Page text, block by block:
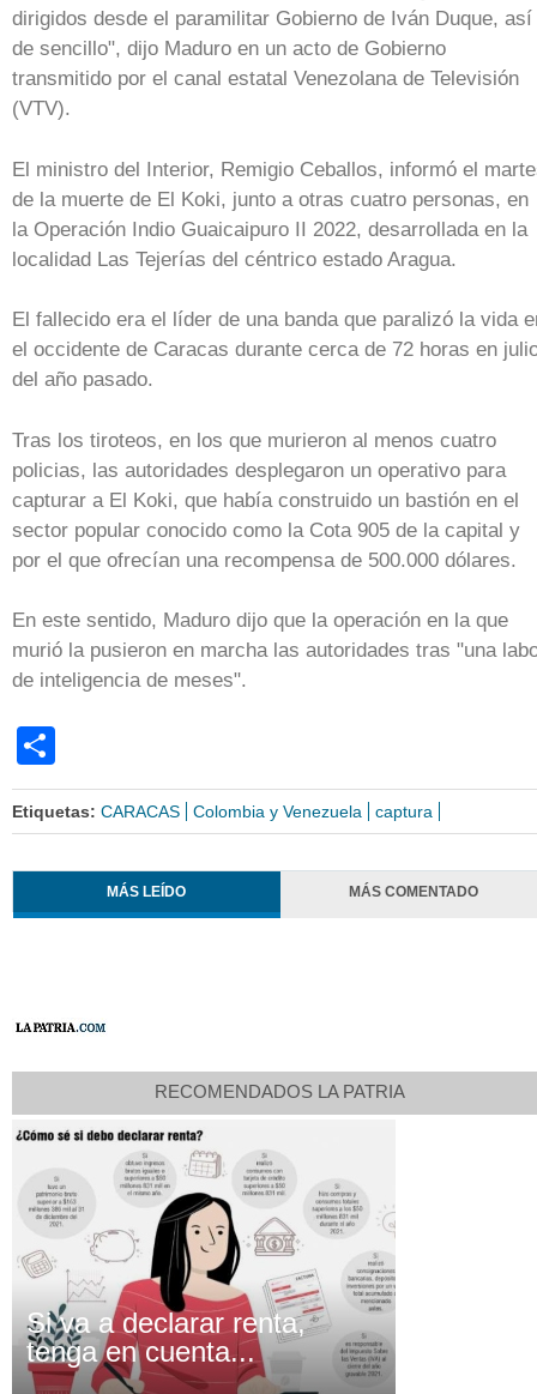
dirigidos desde el paramilitar Gobierno de Iván Duque, así
de sencillo", dijo Maduro en un acto de Gobierno
transmitido por el canal estatal Venezolana de Televisión
(VTV).
El ministro del Interior, Remigio Ceballos, informó el
de la muerte de El Koki, junto a otras cuatro personas, en
la Operación Indio Guaicaipuro II 2022, desarrollada en la
localidad Las Tejerías del céntrico estado Aragua.
El fallecido era el líder de una banda que paralizó la vida
el occidente de Caracas durante cerca de 72 horas en
del año pasado.
Tras los tiroteos, en los que murieron al menos cuatro
policias, las autoridades desplegaron un operativo para
capturar a El Koki, que había construido un bastión en el
sector popular conocido como la Cota 905 de la capital y
por el que ofrecían una recompensa de 500.000 dólares.
En este sentido, Maduro dijo que la operación en la que
murió la pusieron en marcha las autoridades tras "una
de inteligencia de meses".
Etiquetas: CARACAS Colombia y Venezuela captura
MÁS LEÍDO MÁS COMENTADO
RECOMENDADOS LA PATRIA
Si va a declarar renta,
tenga en cuenta...